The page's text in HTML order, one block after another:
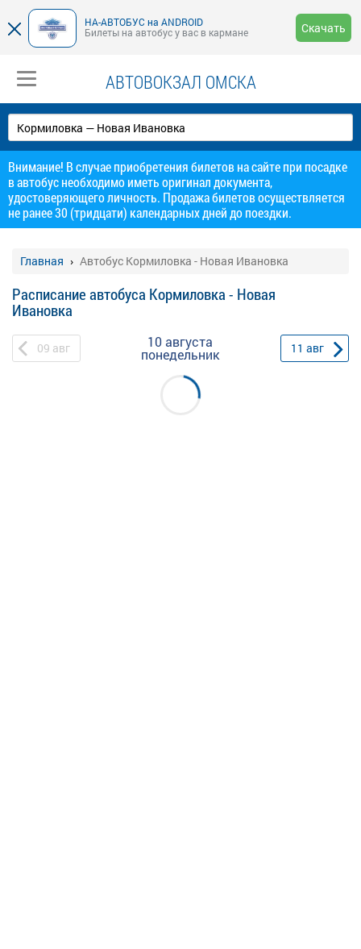
НА-АВТОБУС на ANDROID
Билеты на автобус у вас в кармане
Скачать
АВТОВОКЗАЛ ОМСКА
Внимание! В случае приобретения билетов на сайте при посадке
в автобус необходимо иметь оригинал документа,
удостоверяющего личность. Продажа билетов осуществляется
не ранее 30 (тридцати) календарных дней до поездки.
Главная Автобус Кормиловка - Новая Ивановка
Расписание автобуса Кормиловка - Новая
Ивановка
09 авг 10 августа
понедельник 11 авг